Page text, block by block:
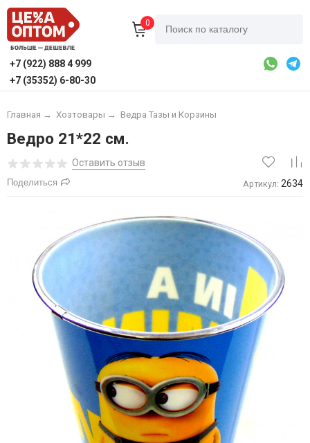
0
+7 (922) 888 4 999
+7 (35352) 6-80-30
Главная → Хозтовары → Ведра Тазы и Корзины
Ведро 21*22 см.
Оставить отзыв
Поделиться Артикул: 2634